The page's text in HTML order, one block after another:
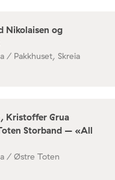
Nikolaisen og
/ Pakkhuset, Skreia
Kristoffer Grua
Storband – «All
/ Østre Toten